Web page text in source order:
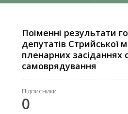
Поіменні результати
депутатів Стрийської
пленарних засіданнях
самоврядування
Підписники
0